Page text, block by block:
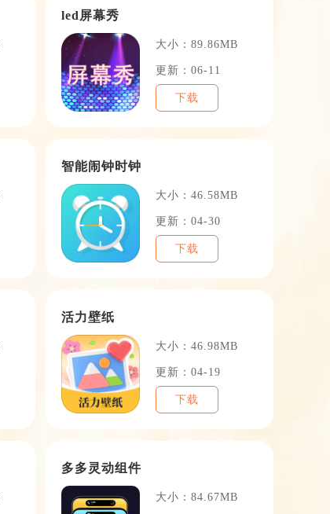
led屏幕秀
大小：89.86MB
更新：06-11
下载
智能闹钟时钟
大小：46.58MB
更新：04-30
下载
活力壁纸
大小：46.98MB
更新：04-19
下载
多多灵动组件
大小：84.67MB